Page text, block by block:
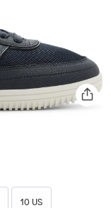
10 US